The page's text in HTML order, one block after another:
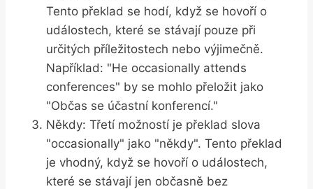
Tento překlad se hodí, když se hovoří o
událostech, které se stávají pouze při
určitých příležitostech nebo výjimečně.
Například: "He occasionally attends
conferences" by se mohlo přeložit jako
"Občas se účastní konferencí."
Někdy: Třetí možností je překlad slova
"occasionally" jako "někdy". Tento překlad
je vhodný, když se hovoří o událostech,
které se stávají jen občasně bez